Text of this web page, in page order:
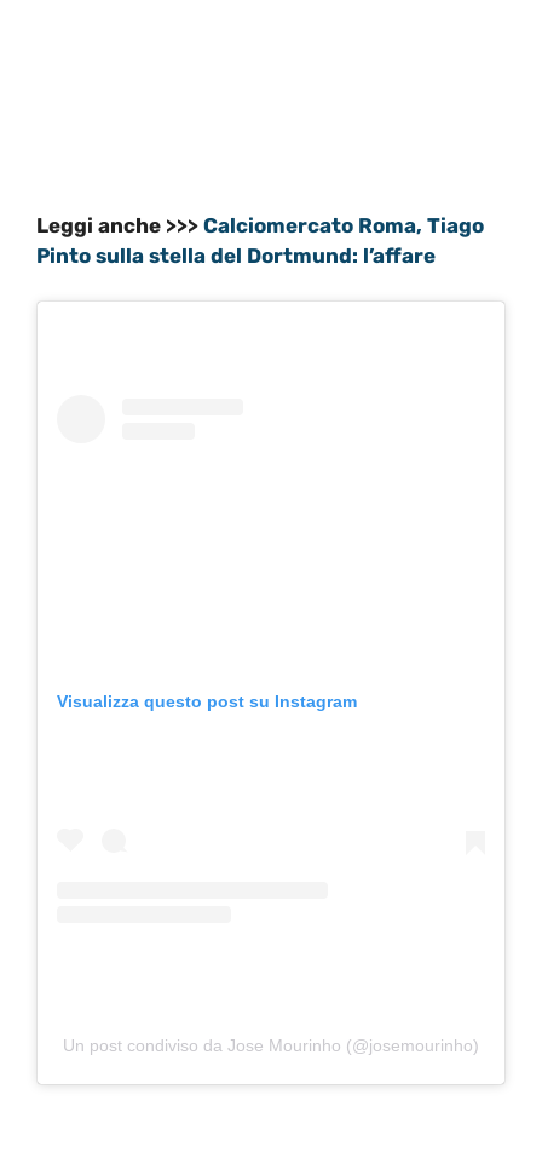
Leggi anche >>> Calciomercato Roma, Tiago
Pinto sulla stella del Dortmund: l’affare
Visualizza questo post su Instagram
Un post condiviso da Jose Mourinho (@josemourinho)